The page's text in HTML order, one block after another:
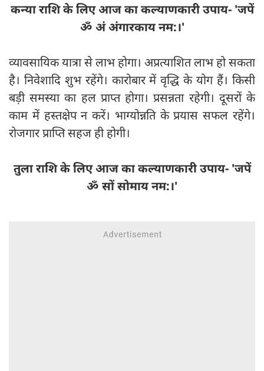
कन्या राशि के लिए आज का कल्याणकारी उपाय- 'जपें
ॐ अं अंगारकाय नम:।'
व्यावसायिक यात्रा से लाभ होगा। अप्रत्याशित लाभ हो सकता
है। निवेशादि शुभ रहेंगे। कारोबार में वृद्धि के योग हैं। किसी
बड़ी समस्या का हल प्राप्त होगा। प्रसन्नता रहेगी। दूसरों के
काम में हस्तक्षेप न करें। भाग्योन्नति के प्रयास सफल रहेंगे।
रोजगार प्राप्ति सहज ही होगी।
तुला राशि के लिए आज का कल्याणकारी उपाय- 'जपें
ॐ सों सोमाय नम:।'